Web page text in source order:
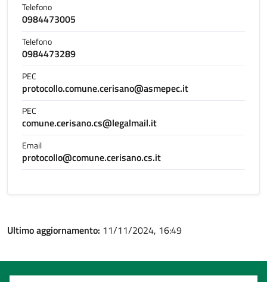
Telefono
0984473005
Telefono
0984473289
PEC
protocollo.comune.cerisano@asmepec.it
PEC
comune.cerisano.cs@legalmail.it
Email
protocollo@comune.cerisano.cs.it
Ultimo aggiornamento: 11/11/2024, 16:49